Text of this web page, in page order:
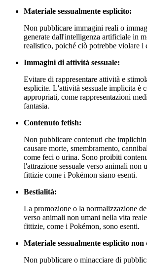
Materiale sessualmente esplicito:
Non pubblicare immagini reali o
generate dall'intelligenza artificiale in
realistico, poiché ciò potrebbe violare i
Immagini di attività sessuale:
Evitare di rappresentare attività e
esplicite. L'attività sessuale implicita è
appropriati, come rappresentazioni
fantasia.
Contenuto fetish:
Non pubblicare contenuti che
causare morte, smembramento,
come feci o urina. Sono proibiti
l'attrazione sessuale verso animali non
fittizie come i Pokémon siano esenti.
Bestialità:
La promozione o la normalizzazione
verso animali non umani nella vita
fittizie, come i Pokémon, sono esenti.
Materiale sessualmente esplicito non
Non pubblicare o minacciare di